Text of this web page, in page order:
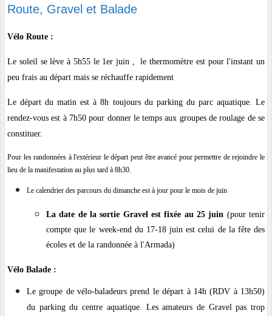
Route, Gravel et Balade
Vélo Route :
Le soleil se lève à 5h55 le 1er juin , le thermomètre est pour l'instant un
peu frais au départ mais se réchauffe rapidement
Le départ du matin est à 8h toujours du parking du parc aquatique. Le
rendez-vous est à 7h50 pour donner le temps aux groupes de roulage de se
constituer.
Pour les randonnées à l'extérieur le départ peut être avancé pour permettre de rejoindre le
lieu de la manifestation au plus tard à 8h30.
Le calendrier des parcours du dimanche est à jour pour le mois de juin
La date de la sortie Gravel est fixée au 25 juin (pour tenir
compte que le week-end du 17-18 juin est celui de la fête des
écoles et de la randonnée à l'Armada)
Vélo Balade :
Le groupe de vélo-baladeurs prend le départ à 14h (RDV à 13h50)
du parking du centre aquatique. Les amateurs de Gravel pas trop